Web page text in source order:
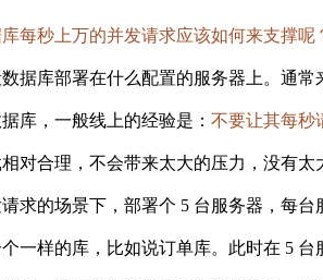
每秒上万的并发请求应该如何来支撑呢
据库部署在什么配置的服务器上。通
库，一般线上的经验是： 不要让其每秒
对合理，不会带来太大的压力，没有太
求的场景下，部署个 5 台服务器，每台
一样的库，比如说订单库。此时在 5 台